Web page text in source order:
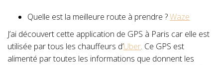
Quelle est la meilleure route à prendre ?Waze
J’ai découvert cette application de GPS à Paris car elle est
utilisée par tous les chauffeurs d’Uber. Ce GPS est
alimenté par toutes les informations que donnent les